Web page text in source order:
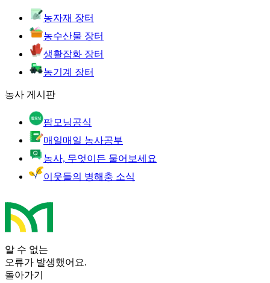
농자재 장터
농수산물 장터
생활잡화 장터
농기계 장터
농사 게시판
팜모닝공식
매일매일 농사공부
농사, 무엇이든 물어보세요
이웃들의 병해충 소식
알 수 없는
오류가 발생했어요.
돌아가기